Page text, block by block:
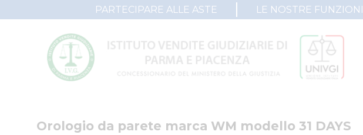
PARTECIPARE ALLE ASTE LE NOSTRE FUNZIONI
Orologio da parete marca WM modello 31 DAYS